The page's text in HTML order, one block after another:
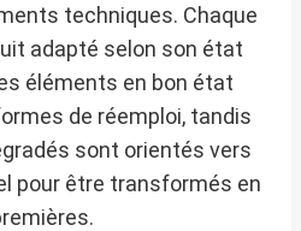
techniques. Chaque
adapté selon son état
éléments en bon état
de réemploi, tandis
sont orientés vers
pour être transformés en